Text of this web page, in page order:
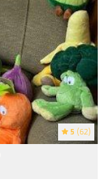
5 (62)